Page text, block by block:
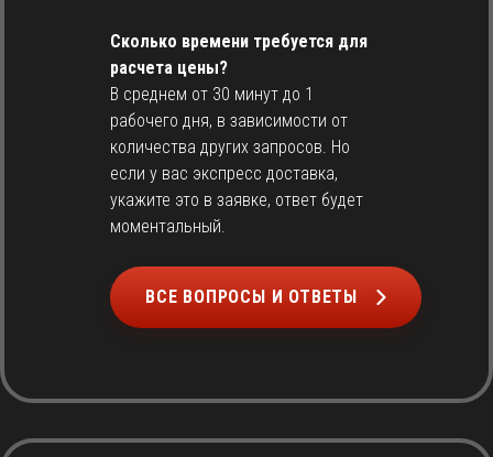
Сколько времени требуется для
расчета цены?
В среднем от 30 минут до 1
рабочего дня, в зависимости от
количества других запросов. Но
если у вас экспресс доставка,
укажите это в заявке, ответ будет
моментальный.
ВСЕ ВОПРОСЫ И ОТВЕТЫ